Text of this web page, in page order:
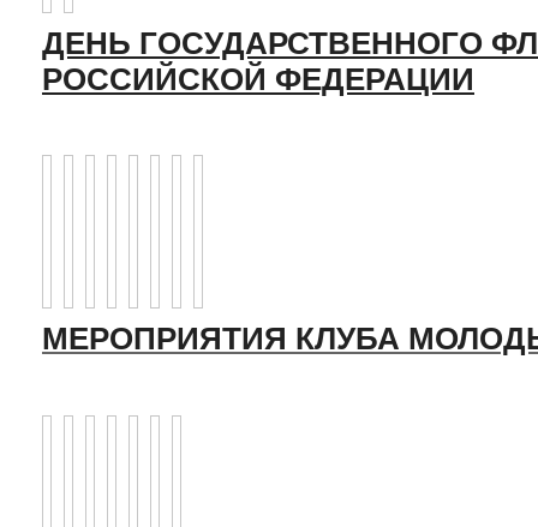
ДЕНЬ ГОСУДАРСТВЕННОГО
РОССИЙСКОЙ ФЕДЕРАЦИИ
МЕРОПРИЯТИЯ КЛУБА